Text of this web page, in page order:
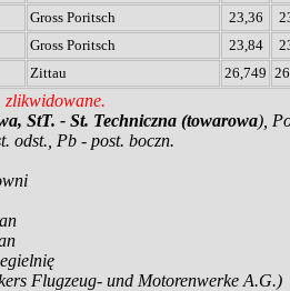
Gross Poritsch 23,36
Gross Poritsch 23,84
Zittau 26,749
zlikwidowane.
StT. - St. Techniczna (towarowa),
odst., Pb - post. boczn.
Flugzeug- und Motorenwerke A.G.)